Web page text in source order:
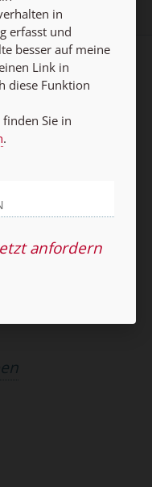
Datenschutz
in
erfasst und
besser auf meine
Link in
diese Funktion
Sie in
.
anfordern